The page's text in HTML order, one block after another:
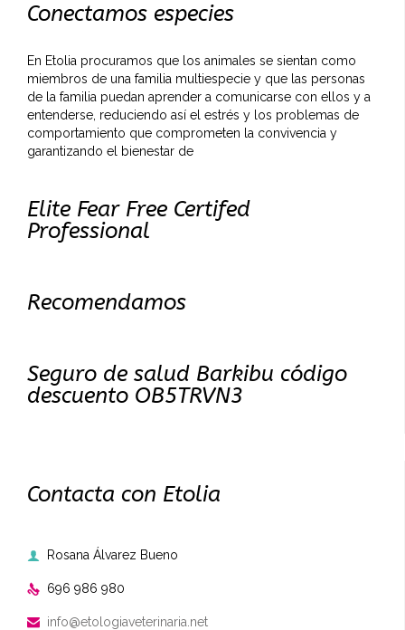
Conectamos especies
En Etolia procuramos que los animales se sientan como
miembros de una familia multiespecie y que las personas
de la familia puedan aprender a comunicarse con ellos y a
entenderse, reduciendo así el estrés y los problemas de
comportamiento que comprometen la convivencia y
garantizando el bienestar de
Elite Fear Free Certifed
Professional
Recomendamos
Seguro de salud Barkibu código
descuento OB5TRVN3
Contacta con Etolia
 Rosana Álvarez Bueno
 696 986 980
 info@etologiaveterinaria.net